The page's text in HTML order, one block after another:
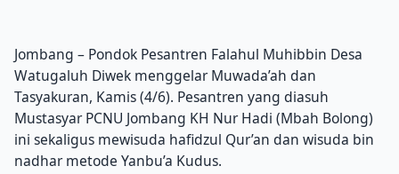
Jombang – Pondok Pesantren Falahul Muhibbin Desa
Watugaluh Diwek menggelar Muwada’ah dan
Tasyakuran, Kamis (4/6). Pesantren yang diasuh
Mustasyar PCNU Jombang KH Nur Hadi (Mbah Bolong)
ini sekaligus mewisuda hafidzul Qur’an dan wisuda bin
nadhar metode Yanbu’a Kudus.